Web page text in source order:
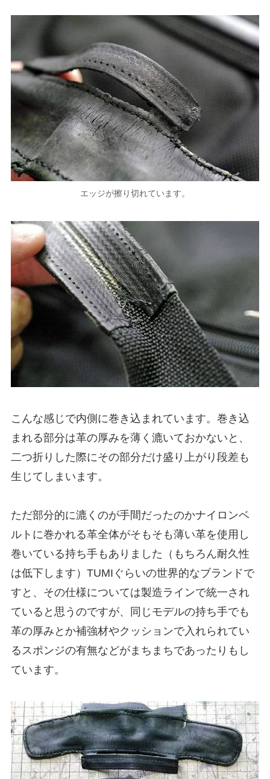
エッジが擦り切れています。
こんな感じで内側に巻き込まれています。巻き込
まれる部分は革の厚みを薄く漉いておかないと、
二つ折りした際にその部分だけ盛り上がり段差も
生じてしまいます。
ただ部分的に漉くのが手間だったのかナイロンベ
ルトに巻かれる革全体がそもそも薄い革を使用し
巻いている持ち手もありました（もちろん耐久性
は低下します）TUMIぐらいの世界的なブランドで
すと、その仕様については製造ラインで統一され
ていると思うのですが、同じモデルの持ち手でも
革の厚みとか補強材やクッションで入れられてい
るスポンジの有無などがまちまちであったりもし
ています。